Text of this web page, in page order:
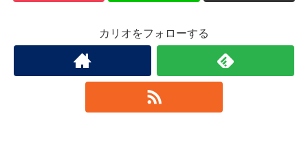
カリオをフォローする